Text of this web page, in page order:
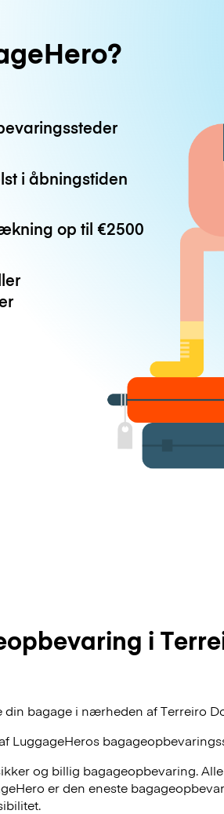
i åbningstiden
op til €2500
i
bagage i nærheden af Terreiro
LuggageHeros
og billig bagageopbevaring.
er den eneste